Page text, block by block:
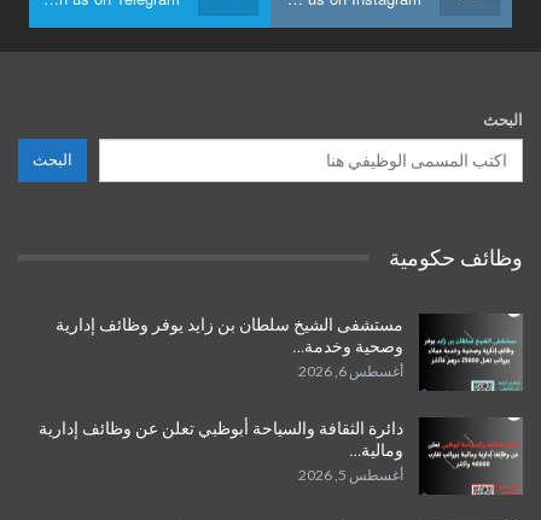
البحث
البحث
وظائف حكومية
مستشفى الشيخ سلطان بن زايد يوفر وظائف إدارية
وصحية وخدمة…
أغسطس 6, 2026
دائرة الثقافة والسياحة أبوظبي تعلن عن وظائف إدارية
ومالية…
أغسطس 5, 2026